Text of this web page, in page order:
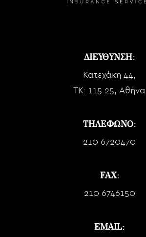
ΔΙΕΥΘΥΝΣΗ:
Κατεχάκη 44,
TK: 115 25, Αθήνα
ΤΗΛΕΦΩΝΟ:
210 6720470
FAX:
210 6746150
EMAIL: